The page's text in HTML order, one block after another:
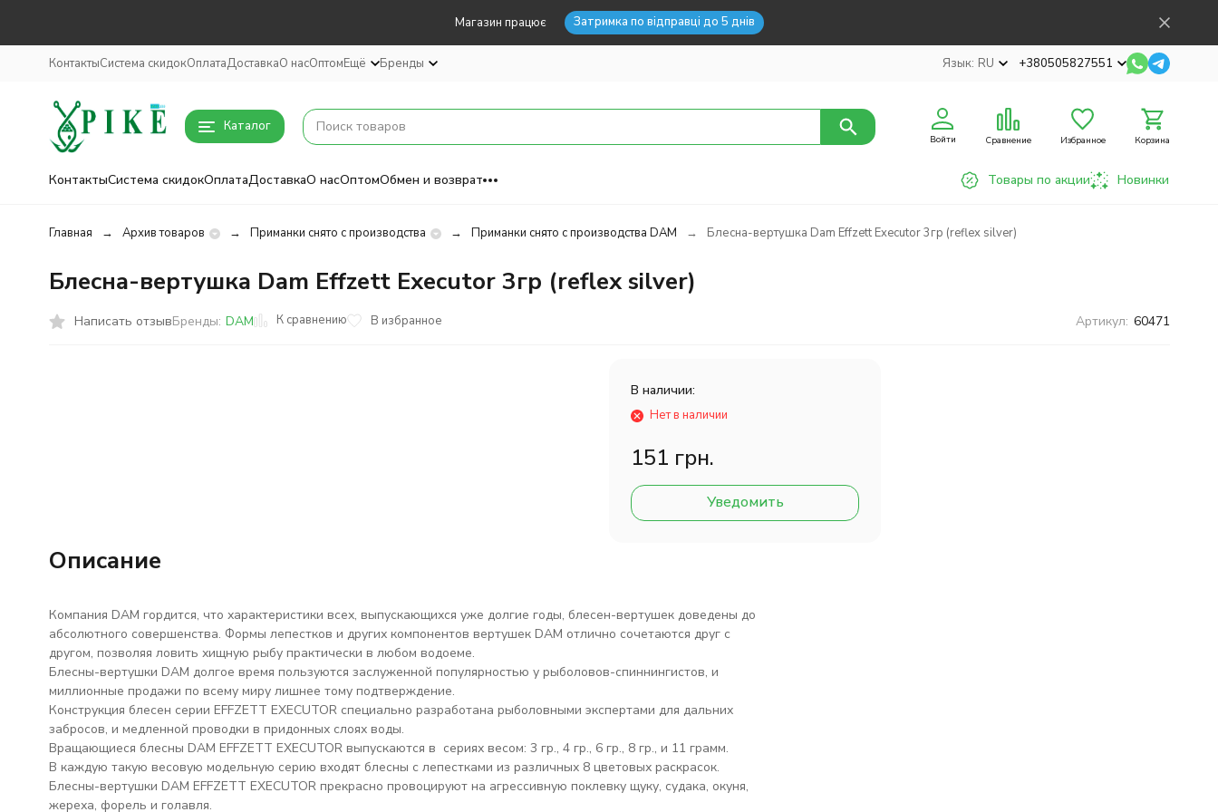
Магазин працює Затримка по відправці до 5 днів
КонтактыСистема скидокОплатаДоставкаО насОптомЕщё Бренды Язык: RU +380505827551
Каталог
Войти Сравнение Избранное Корзина
КонтактыСистема скидокОплатаДоставкаО насОптомОбмен и возврат Товары по акции Новинки
Главная Архив товаров Приманки снято с производства Приманки снято с производства DAM Блесна-вертушка Dam Effzett Executor 3гр (reflex silver)
Блесна-вертушка Dam Effzett Executor 3гр (reflex silver)
Написать отзывБренды: DAM К сравнению В избранное Артикул: 60471
В наличии:
Нет в наличии
151 грн.
Уведомить
Описание
Компания DAM гордится, что характеристики всех, выпускающихся уже долгие годы, блесен-вертушек доведены до
абсолютного совершенства. Формы лепестков и других компонентов вертушек DAM отлично сочетаются друг с
другом, позволяя ловить хищную рыбу практически в любом водоеме.
Блесны-вертушки DAM долгое время пользуются заслуженной популярностью у рыболовов-спиннингистов, и
миллионные продажи по всему миру лишнее тому подтверждение.
Конструкция блесен серии EFFZETT EXECUTOR специально разработана рыболовными экспертами для дальних
забросов, и медленной проводки в придонных слоях воды.
Вращающиеся блесны DAM EFFZETT EXECUTOR выпускаются в сериях весом: 3 гр., 4 гр., 6 гр., 8 гр., и 11 грамм.
В каждую такую весовую модельную серию входят блесны с лепестками из различных 8 цветовых раскрасок.
Блесны-вертушки DAM EFFZETT EXECUTOR прекрасно провоцируют на агрессивную поклевку щуку, судака, окуня,
жереха, форель и голавля.